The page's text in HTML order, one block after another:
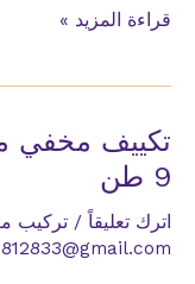
تكييف
تركيب
مكيفات
9
حصان
قراءة المزيد »
تكييف مخفي
9 طن
اترك تعليقاً / تركيب